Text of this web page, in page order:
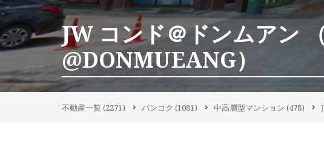
JW コンド＠ドンムアン
@DONMUEANG）
不動産一覧 (2271) バンコク (1081) 中高層型マンション (478)